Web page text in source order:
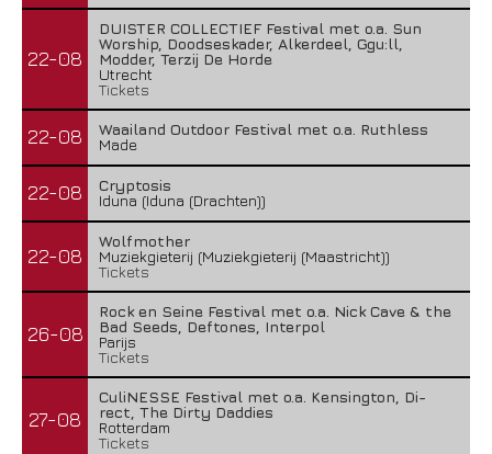
22-08
DUISTER COLLECTIEF Festival met o.a. Sun
Worship, Doodseskader, Alkerdeel, Ggu:ll,
Modder, Terzij De Horde
Utrecht
Tickets
22-08
Waailand Outdoor Festival met o.a. Ruthless
Made
22-08
Cryptosis
Iduna (Iduna (Drachten))
22-08
Wolfmother
Muziekgieterij (Muziekgieterij (Maastricht))
Tickets
26-08
Rock en Seine Festival met o.a. Nick Cave & the
Bad Seeds, Deftones, Interpol
Parijs
Tickets
27-08
CuliNESSE Festival met o.a. Kensington, Di-
rect, The Dirty Daddies
Rotterdam
Tickets